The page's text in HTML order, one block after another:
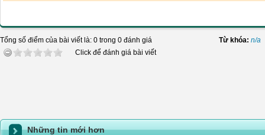
Tổng số điểm của bài viết là: 0 trong 0 đánh giá
Click để đánh giá bài viết
Từ khóa: n/a
Những tin mới hơn